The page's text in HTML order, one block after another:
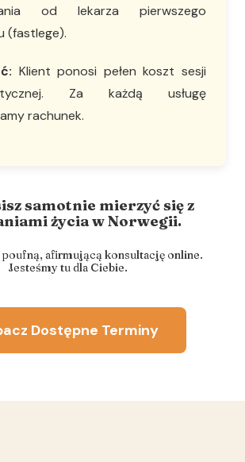
od lekarza pierwszego
(fastlege).
Klient ponosi pełen koszt sesji
Za każdą usługę
rachunek.
samotnie mierzyć się z
życia w Norwegii.
poufną, afirmującą konsultację online.
Jesteśmy tu dla Ciebie.
Dostępne Terminy